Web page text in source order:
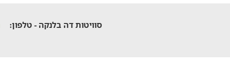
סוויטות דה בלנקה - טלפון: